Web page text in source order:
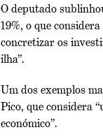
O deputado
19%, o que
concretizar os
ilha”.
Um dos exemplos
Pico, que considera
económico”.